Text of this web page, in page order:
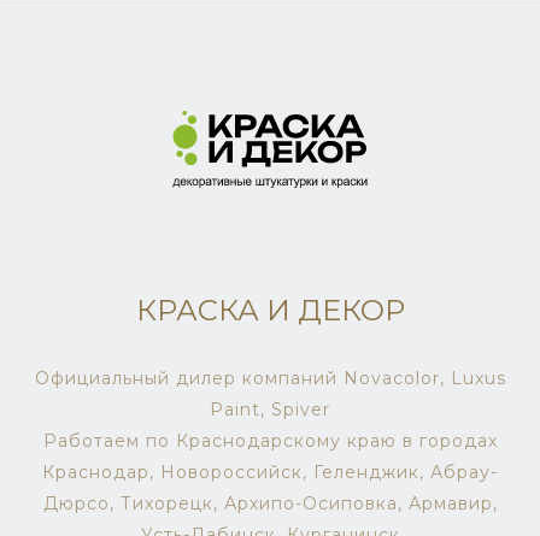
КРАСКА И ДЕКОР
Официальный дилер компаний Novacolor, Luxus
Paint, Spiver
Работаем по Краснодарскому краю в городах
Краснодар, Новороссийск, Геленджик, Абрау-
Дюрсо, Тихорецк, Архипо-Осиповка, Армавир,